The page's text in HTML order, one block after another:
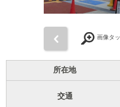
画像タ
所在地
交通